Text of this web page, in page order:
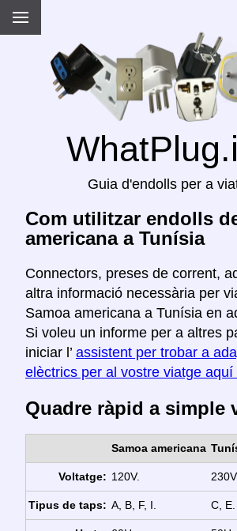
Guia d'endolls per a
Com utilitzar endolls
americana a Tunísia
Connectors, preses de corrent,
altra informació necessària per
Samoa americana a Tunísia en
Si voleu un informe per a altres
iniciar l’ assistent per trobar a
elèctrics per al vostre viatge aquí
Quadre ràpid a simple
Samoa americana
Voltatge: 120V. 230V.
Tipus de taps: A, B, F, I. C, E.